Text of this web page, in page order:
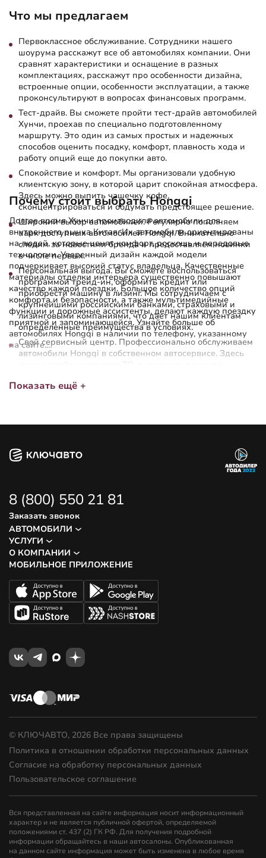
Что мы предлагаем
Первоклассное обслуживание. Сотрудники нашего
шоурума расскажут все об автомобилях компании. Они
сравнят характеристики и оснащение в разных
комплектациях, расскажут про особенности дизайна,
встроенные опции, особенности эксплуатации, а также
проконсультируют в вопросах финансовых программ.
Тест-драйв. Вы сможете пройти тест-драйв автомобилей
Хунчи, проехав по специально подготовленному
маршруту. Это один из самых простых и надежных
способов оценить посадку, комфорт, плавность хода и
работу опций еще до покупки авто.
Спокойствие и комфорт. Мы организовали удобную
клиентскую зону, в которой царит спокойная атмосфера.
Здесь можно выпить чашечку кофе,
сконцентрироваться и обдумать предстоящее решение.
Широкий выбор автомобилей. Регулярно пополняем
парк доступных автомобилей Hongqi. Внимательно
следим за новостями бренда и предоставляем новинки
в числе первых.
Персональная выгода. Вы сможете воспользоваться
программой трейд-ин, оформить кредит или
приобрести машину в лизинг. Мы сотрудничаем с
крупнейшими российскими банками, страховыми и
лизинговыми компаниями, что дает нашим клиентам
определенные преимущества в условиях.
Свой сервисный центр. Профессионально обслуживаем
автомобили Hongqi в собственном автосервисе. Здесь
Почему стоит выбрать Hongqi
Долгое время Хунчи производили автомобили для
внутреннего рынка Китая. Их автомобили ориентированы
на людей, которые ценят комфорт, роскошь и передовые
технологии. Уверенный дизайн каждой модели
подчеркивает высокий статус владельца. Качественные
материалы отделки интерьера существенно повышают
качество каждой поездки. Большое количество опций
комфорта и безопасности, а также мультимедийные
функции и дорожные ассистенты, делают каждую поездку
приятной и запоминающейся. Узнайте больше об
автомобилях Hongqi в наличии по телефону, указанному
на сайте.
Показать ещё +
8 (800) 550 21 81
Заказать звонок
АВТОМОБИЛИ
УСЛУГИ
О КОМПАНИИ
МОБИЛЬНОЕ ПРИЛОЖЕНИЕ
© КЛЮЧАВТО, 2026 Все права защищены
Политика в отношении обработки персональных данных
Согласие на обработку персональных данных
Пользовательское соглашение
Вся представленная на сайте информация носит информационный
характер и не является публичной офертой, определяемой
положениями ст. 437 (2) ГК РФ. Для получения подробной
информации обращайтесь в наши автосалоны. Опубликованная
на данном сайте информация может быть изменена в любое время